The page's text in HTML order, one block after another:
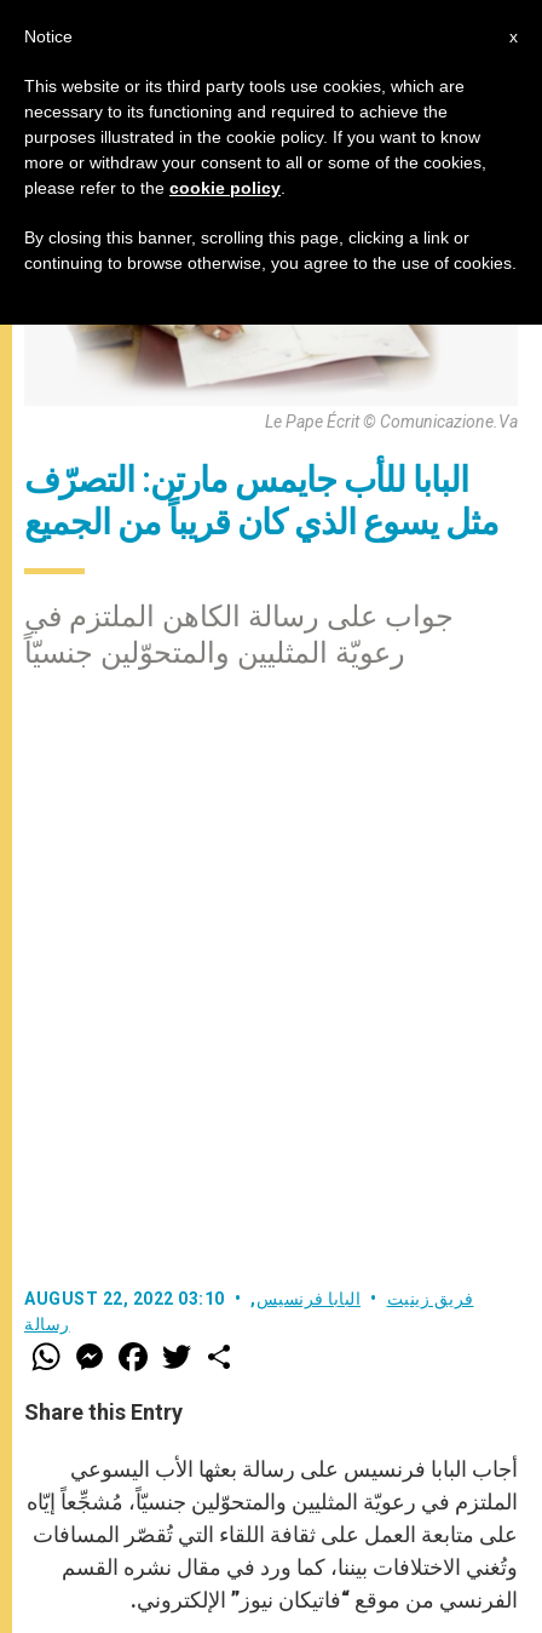
البابا فرنسيس,رسالة
Le Pape Écrit © Comunicazione.va
البابا للأب جايمس مارتن: التصرّف
مثل يسوع الذي كان قريباً من الجميع
جواب على رسالة الكاهن الملتزم في
رعويّة المثليين والمتحوّلين جنسيّاً
AUGUST 22, 2022 03:10 فريق زينيت البابا فرنسيس,
رسالة
W
h
t
s
p
M
e
s
e
g
e
r
F
a
e
b
o
k
T
w
r
Share this Entry
أجاب البابا فرنسيس على رسالة بعثها الأب اليسوعي
الملتزم في رعويّة المثليين والمتحوّلين جنسيّاً، مُشجِّعاً إيّاه
على متابعة العمل على ثقافة اللقاء التي تُقصّر المسافات
وتُغني الاختلافات بيننا، كما ورد في مقال نشره القسم
الفرنسي من موقع “فاتيكان نيوز” الإلكتروني.
x
Notice
This website or its third party tools use cookies, which are
necessary to its functioning and required to achieve the
purposes illustrated in the cookie policy. If you want to know
more or withdraw your consent to all or some of the cookies,
please refer to the cookie policy
By closing this banner, scrolling this page, clicking a link or
continuing to browse otherwise, you agree to the use of cookies.